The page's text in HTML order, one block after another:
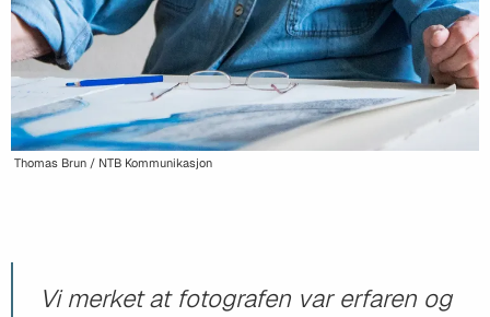
Thomas Brun / NTB Kommunikasjon
Vi merket at fotografen var erfaren og